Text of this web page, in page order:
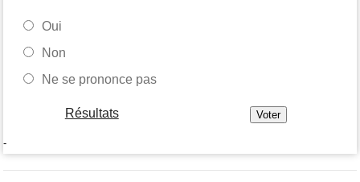
Oui
Non
Ne se prononce pas
Résultats
-